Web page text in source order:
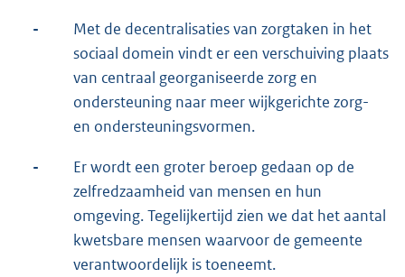
-
Met de decentralisaties van zorgtaken in het
sociaal domein vindt er een verschuiving plaats
van centraal georganiseerde zorg en
ondersteuning naar meer wijkgerichte zorg-
en ondersteuningsvormen.
-
Er wordt een groter beroep gedaan op de
zelfredzaamheid van mensen en hun
omgeving. Tegelijkertijd zien we dat het aantal
kwetsbare mensen waarvoor de gemeente
verantwoordelijk is toeneemt.